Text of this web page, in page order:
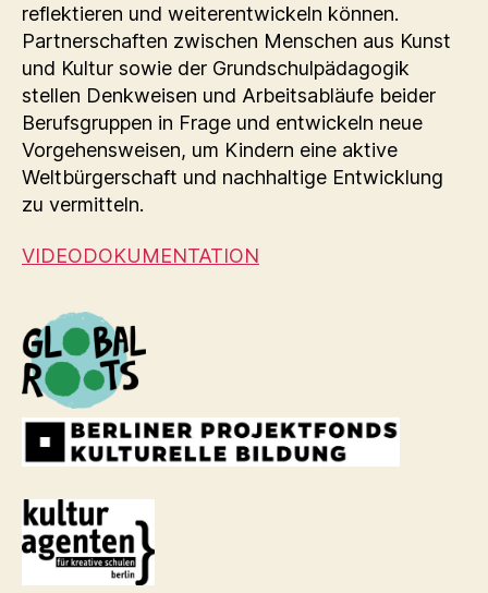
reflektieren und weiterentwickeln können.
Partnerschaften zwischen Menschen aus Kunst
und Kultur sowie der Grundschulpädagogik
stellen Denkweisen und Arbeitsabläufe beider
Berufsgruppen in Frage und entwickeln neue
Vorgehensweisen, um Kindern eine aktive
Weltbürgerschaft und nachhaltige Entwicklung
zu vermitteln.
VIDEODOKUMENTATION